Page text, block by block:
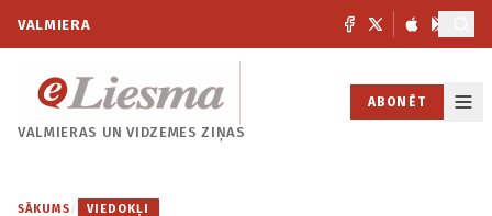
VALMIERA
VALMIERAS UNVIDZEMES ZIŅAS
ABONĒT
SĀKUMS / VIEDOKĻI